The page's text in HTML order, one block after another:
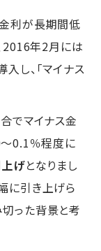
利が長期間低
2016年2月には
し、「マイナス
でマイナス金
0.1％程度に
げとなりまし
に引き上げら
った背景と考